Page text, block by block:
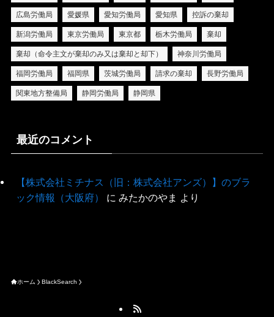
広島労働局 愛媛県 愛知労働局 愛知県 控訴の棄却
新潟労働局 東京労働局 東京都 栃木労働局 棄却
棄却（命令主文が棄却のみ又は棄却と却下） 神奈川労働局
福岡労働局 福岡県 茨城労働局 請求の棄却 長野労働局
関東地方整備局 静岡労働局 静岡県
最近のコメント
【株式会社ミチナス（旧：株式会社アンズ）】のブラ
ック情報（大阪府）
に みたかのやま より
ホーム BlackSearch